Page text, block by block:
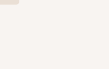
後成了野人娘子》你